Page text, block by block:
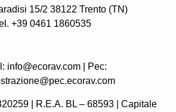
15/2 38122 Trento(TN)
+39 0461 1860535
info@ecorav.com | Pec:
| R.E.A. BL – 68593 | Capitale